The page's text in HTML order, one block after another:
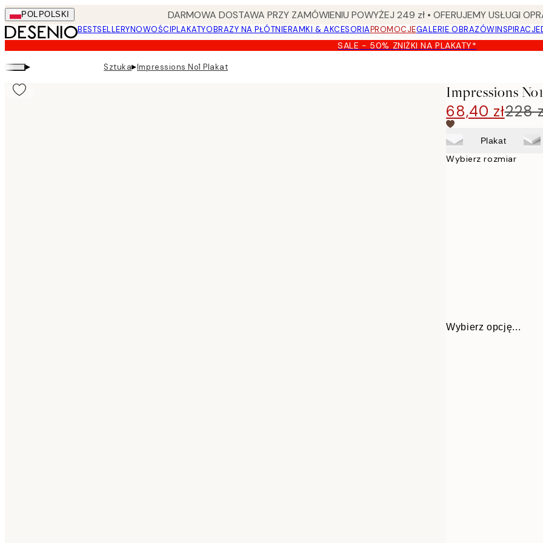
Skip
to
main
content.
POL POLSKI DARMOWA DOSTAWA PRZY ZAMÓWIENIU POWYŻEJ 249 zł • OFERUJEMY USŁUGI
BESTSELLERYNOWOŚCIPLAKATYOBRAZY NA PŁÓTNIERAMKI & AKCESORIAPROMOCJEGALERIE OBRAZÓWINSPIRACJE
SALE - 50% ZNIŻKI NA PLAKATY*
▸ Sztuka▸Impressions No1 Plakat
Impressions
68,40 zł228
Plakat
Wybierz rozmiar
Wybierz opcję...